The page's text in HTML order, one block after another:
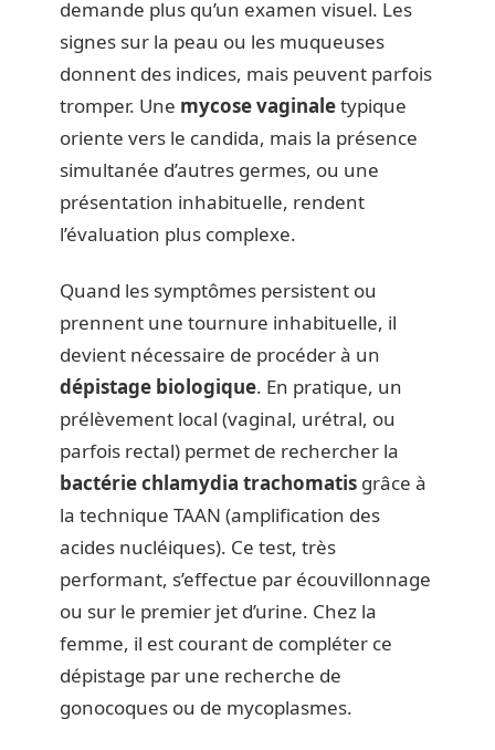
demande plus qu’un examen visuel. Les
signes sur la peau ou les muqueuses
donnent des indices, mais peuvent parfois
tromper. Une mycose vaginaletypique
oriente vers le candida, mais la présence
simultanée d’autres germes, ou une
présentation inhabituelle, rendent
l’évaluation plus complexe.
Quand les symptômes persistent ou
prennent une tournure inhabituelle, il
devient nécessaire de procéder à un
dépistage biologique. En pratique, un
prélèvement local (vaginal, urétral, ou
parfois rectal) permet de rechercher la
bactérie chlamydia trachomatis grâce à
la technique TAAN (amplification des
acides nucléiques). Ce test, très
performant, s’effectue par écouvillonnage
ou sur le premier jet d’urine. Chez la
femme, il est courant de compléter ce
dépistage par une recherche de
gonocoques ou de mycoplasmes.